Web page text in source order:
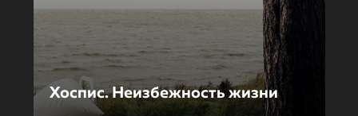
Хоспис. Неизбежность жизни